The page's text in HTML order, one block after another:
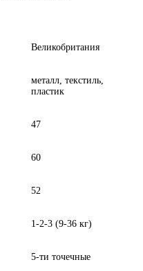
Великобритания
металл, текстиль,
пластик
47
60
52
1-2-3 (9-36 кг)
5-ти точечные